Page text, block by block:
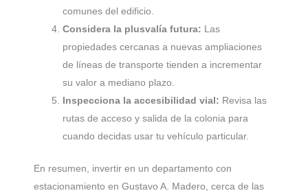
comunes del edificio.
Considera la plusvalía futura: Las
propiedades cercanas a nuevas ampliaciones
de líneas de transporte tienden a incrementar
su valor a mediano plazo.
Inspecciona la accesibilidad vial: Revisa las
rutas de acceso y salida de la colonia para
cuando decidas usar tu vehículo particular.
En resumen, invertir en un departamento con
estacionamiento en Gustavo A. Madero, cerca de las